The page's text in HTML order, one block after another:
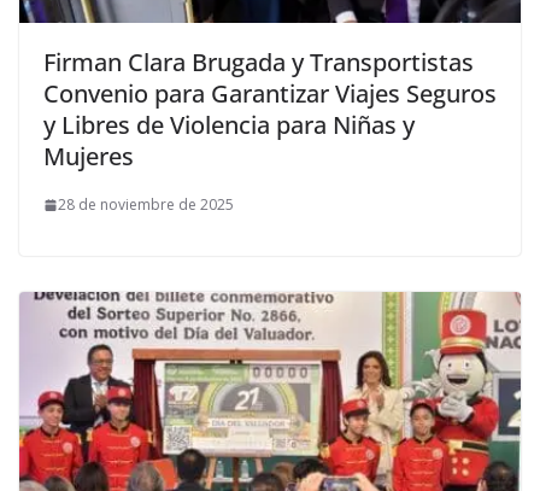
Firman Clara Brugada y Transportistas
Convenio para Garantizar Viajes Seguros
y Libres de Violencia para Niñas y
Mujeres
28 de noviembre de 2025